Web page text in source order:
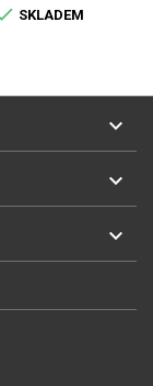
SKLADEM


